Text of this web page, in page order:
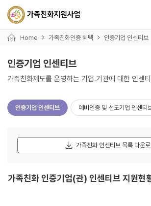
Home 가족친화인증 혜택 인증기업 인센티브
인증기업 인센티브
가족친화제도를 운영하는 기업.기관에 대한 인센
인증기업 인센티브 예비인증 및 선도기업 인센티
가족친화 인센티브 목록 다운
가족친화 인증기업(관) 인센티브 지원현